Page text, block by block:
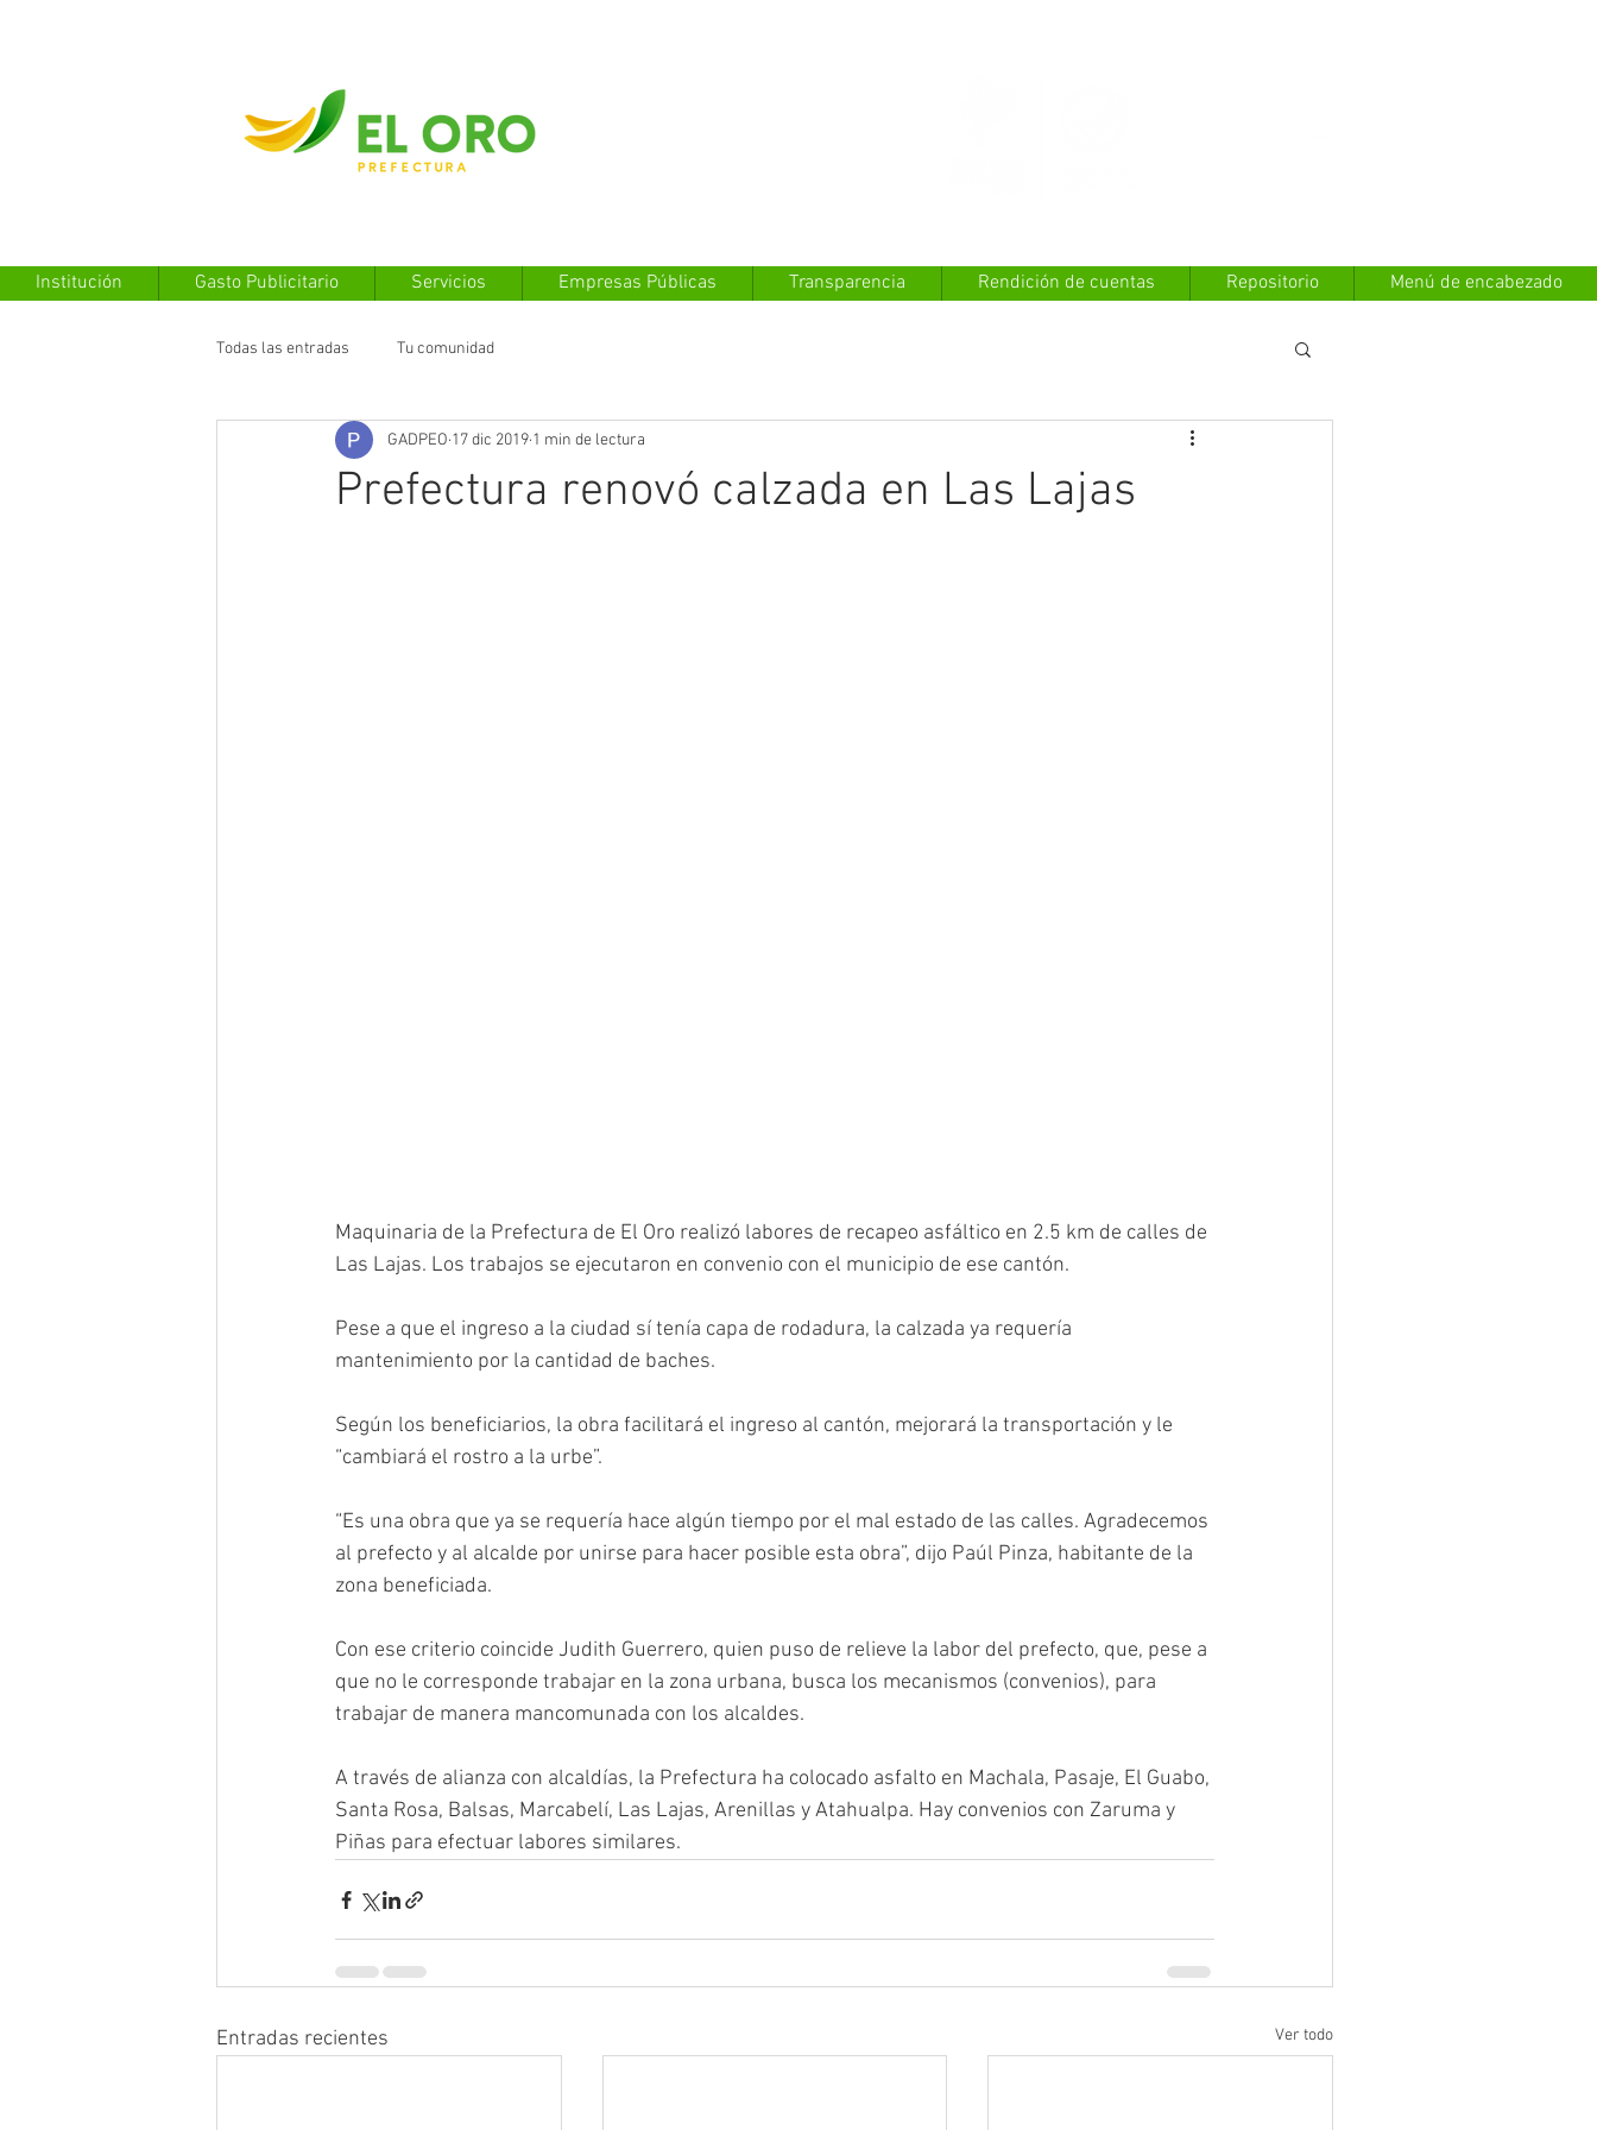
Institución Gasto Publicitario Servicios Empresas Públicas Transparencia Rendición de cuentas Repositorio Menú de encabezado
Todas las entradas Tu comunidad
Prefectura renovó calzada en Las Lajas
GADPEO 17 dic 2019 1 min de lectura
Maquinaria de la Prefectura de El Oro realizó labores de recapeo asfáltico en 2.5 km de calles de
Las Lajas. Los trabajos se ejecutaron en convenio con el municipio de ese cantón.
Pese a que el ingreso a la ciudad sí tenía capa de rodadura, la calzada ya requería
mantenimiento por la cantidad de baches.
Según los beneficiarios, la obra facilitará el ingreso al cantón, mejorará la transportación y le
“cambiará el rostro a la urbe”.
“Es una obra que ya se requería hace algún tiempo por el mal estado de las calles. Agradecemos
al prefecto y al alcalde por unirse para hacer posible esta obra”, dijo Paúl Pinza, habitante de la
zona beneficiada.
Con ese criterio coincide Judith Guerrero, quien puso de relieve la labor del prefecto, que, pese a
que no le corresponde trabajar en la zona urbana, busca los mecanismos (convenios), para
trabajar de manera mancomunada con los alcaldes.
A través de alianza con alcaldías, la Prefectura ha colocado asfalto en Machala, Pasaje, El Guabo,
Santa Rosa, Balsas, Marcabelí, Las Lajas, Arenillas y Atahualpa. Hay convenios con Zaruma y
Piñas para efectuar labores similares.
Entradas recientes Ver todo